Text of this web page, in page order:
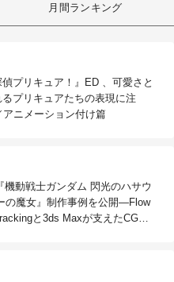
月間ランキング
プリキュア！』ED 、可愛さと
プリキュアたちの表現に注
アニメーション付け篇
機動戦士ガンダム 閃光のハサウ
の魔女』制作事例を公開―Flow
と3ds Maxが支えたCG制